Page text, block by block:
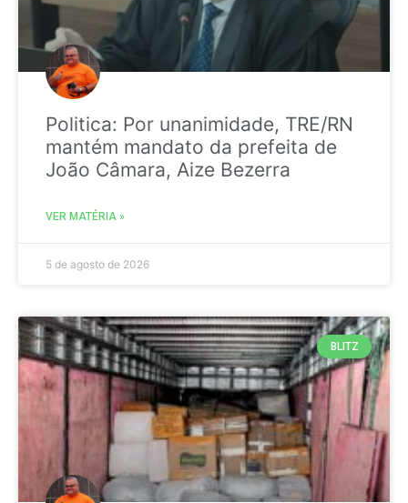
Politica: Por unanimidade, TRE/RN
mantém mandato da prefeita de
João Câmara, Aize Bezerra
VER MATÉRIA »
5 de agosto de 2026
BLITZ